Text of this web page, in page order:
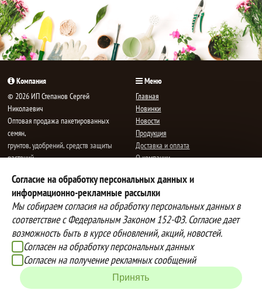
корзине!
Согласие на обработку персональных данных и
информационно-рекламные рассылки
Мы собираем согласия на обработку персональных данных в
соответствие с Федеральным Законом 152-ФЗ. Согласие дает
возможность быть в курсе обновлений, акций, новостей.
Согласен на обработку персональных данных
Согласен на получение рекламных сообщений
Принять
Компания
© 2026 ИП Степанов Сергей
Николаевич
Oптовая продажа пакетированных
семян,
грунтов, удобрений, средств защиты
растений.
E-mail:mail@semenauspeha.ru
Телефон: +7 (8352) 28-80-34
Адрес: г. Чебоксары, пр. Мира 76 А
Меню
Главная
Новинки
Новости
Продукция
Доставка и оплата
О компании
Контакты
Способы оплаты
Вы можете оплатить покупки
наличными при получении товара,
либо выбрать другой способ оплаты
Доставка
Наша компания осуществляет
бесплатную
доставку до терминалов транспортных